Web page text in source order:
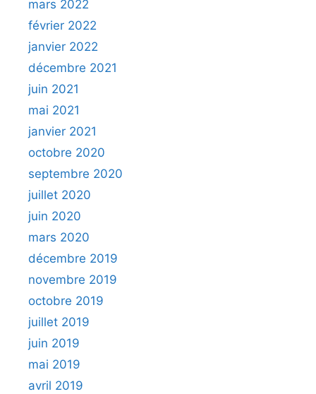
mars 2022
février 2022
janvier 2022
décembre 2021
juin 2021
mai 2021
janvier 2021
octobre 2020
septembre 2020
juillet 2020
juin 2020
mars 2020
décembre 2019
novembre 2019
octobre 2019
juillet 2019
juin 2019
mai 2019
avril 2019